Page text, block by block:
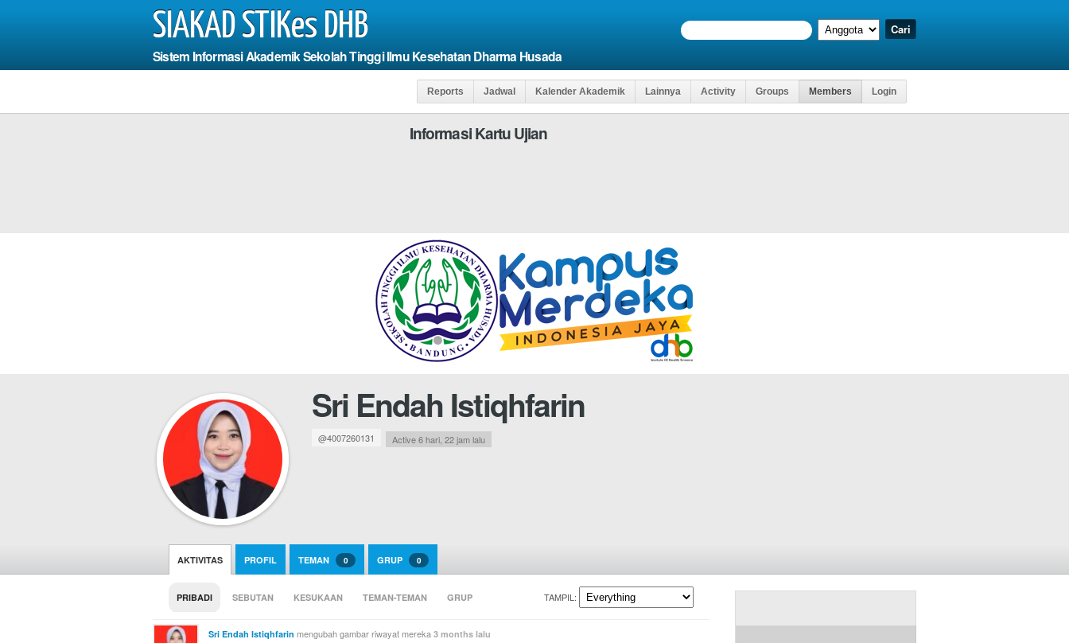
SIAKAD STIKes DHB
Sistem Informasi Akademik Sekolah Tinggi Ilmu Kesehatan Dharma Husada
Reports Jadwal Kalender Akademik Lainnya Activity Groups Members Login
Informasi Kartu Ujian
Sri Endah Istiqhfarin
@4007260131 Active 6 hari, 22 jam lalu
AKTIVITAS PROFIL TEMAN 0 GRUP 0
PRIBADI SEBUTAN KESUKAAN TEMAN-TEMAN GRUP TAMPIL:
Sri Endah Istiqhfarin mengubah gambar riwayat mereka 3 months lalu